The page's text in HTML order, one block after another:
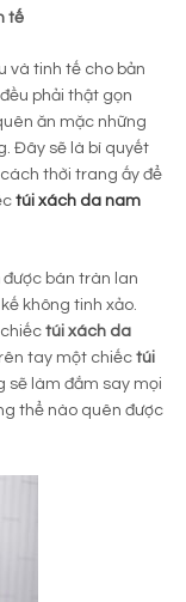
tế
và tinh tế cho bản
phải thật gọn
ăn mặc những
Đây sẽ là bí quyết
thời trang ấy để
túi xách da nam
được bán tràn lan
không tinh xảo.
túi xách da
tay một chiếc túi
sẽ làm đắm say mọi
thể nào quên được